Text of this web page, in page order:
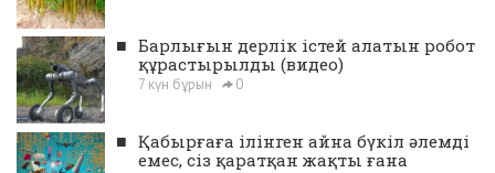
■ Барлығын дерлік істей алатын робот
құрастырылды (видео)
7 күн бұрын 0
■ Қабырғаға ілінген айна бүкіл әлемді
емес, сіз қаратқан жақты ғана